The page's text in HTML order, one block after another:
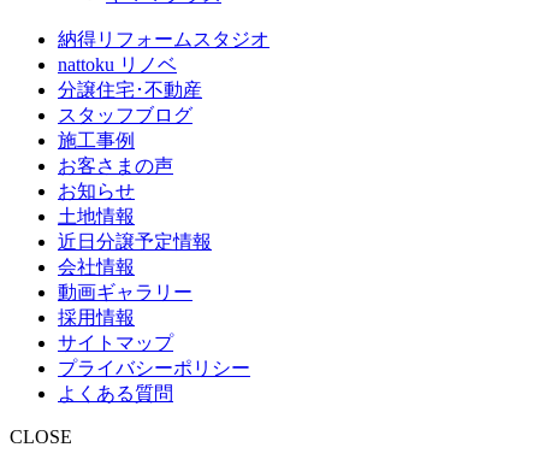
納得リフォームスタジオ
nattoku リノベ
分譲住宅･不動産
スタッフブログ
施工事例
お客さまの声
お知らせ
土地情報
近日分譲予定情報
会社情報
動画ギャラリー
採用情報
サイトマップ
プライバシーポリシー
よくある質問
CLOSE